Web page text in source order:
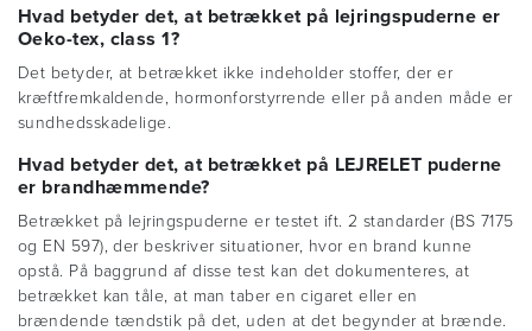
Hvad betyder det, at betrækket på lejringspuderne er
Oeko-tex, class 1?
Det betyder, at betrækket ikke indeholder stoffer, der er
kræftfremkaldende, hormonforstyrrende eller på anden måde er
sundhedsskadelige.
Hvad betyder det, at betrækket på LEJRELET puderne
er brandhæmmende?
Betrækket på lejringspuderne er testet ift. 2 standarder (BS 7175
og EN 597), der beskriver situationer, hvor en brand kunne
opstå. På baggrund af disse test kan det dokumenteres, at
betrækket kan tåle, at man taber en cigaret eller en
brændende tændstik på det, uden at det begynder at brænde.